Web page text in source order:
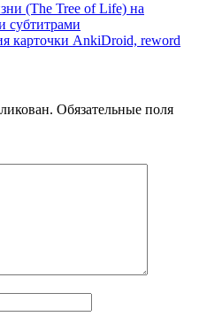
(The Tree of Life) на
субтитрами
карточки AnkiDroid, reword
Обязательные поля